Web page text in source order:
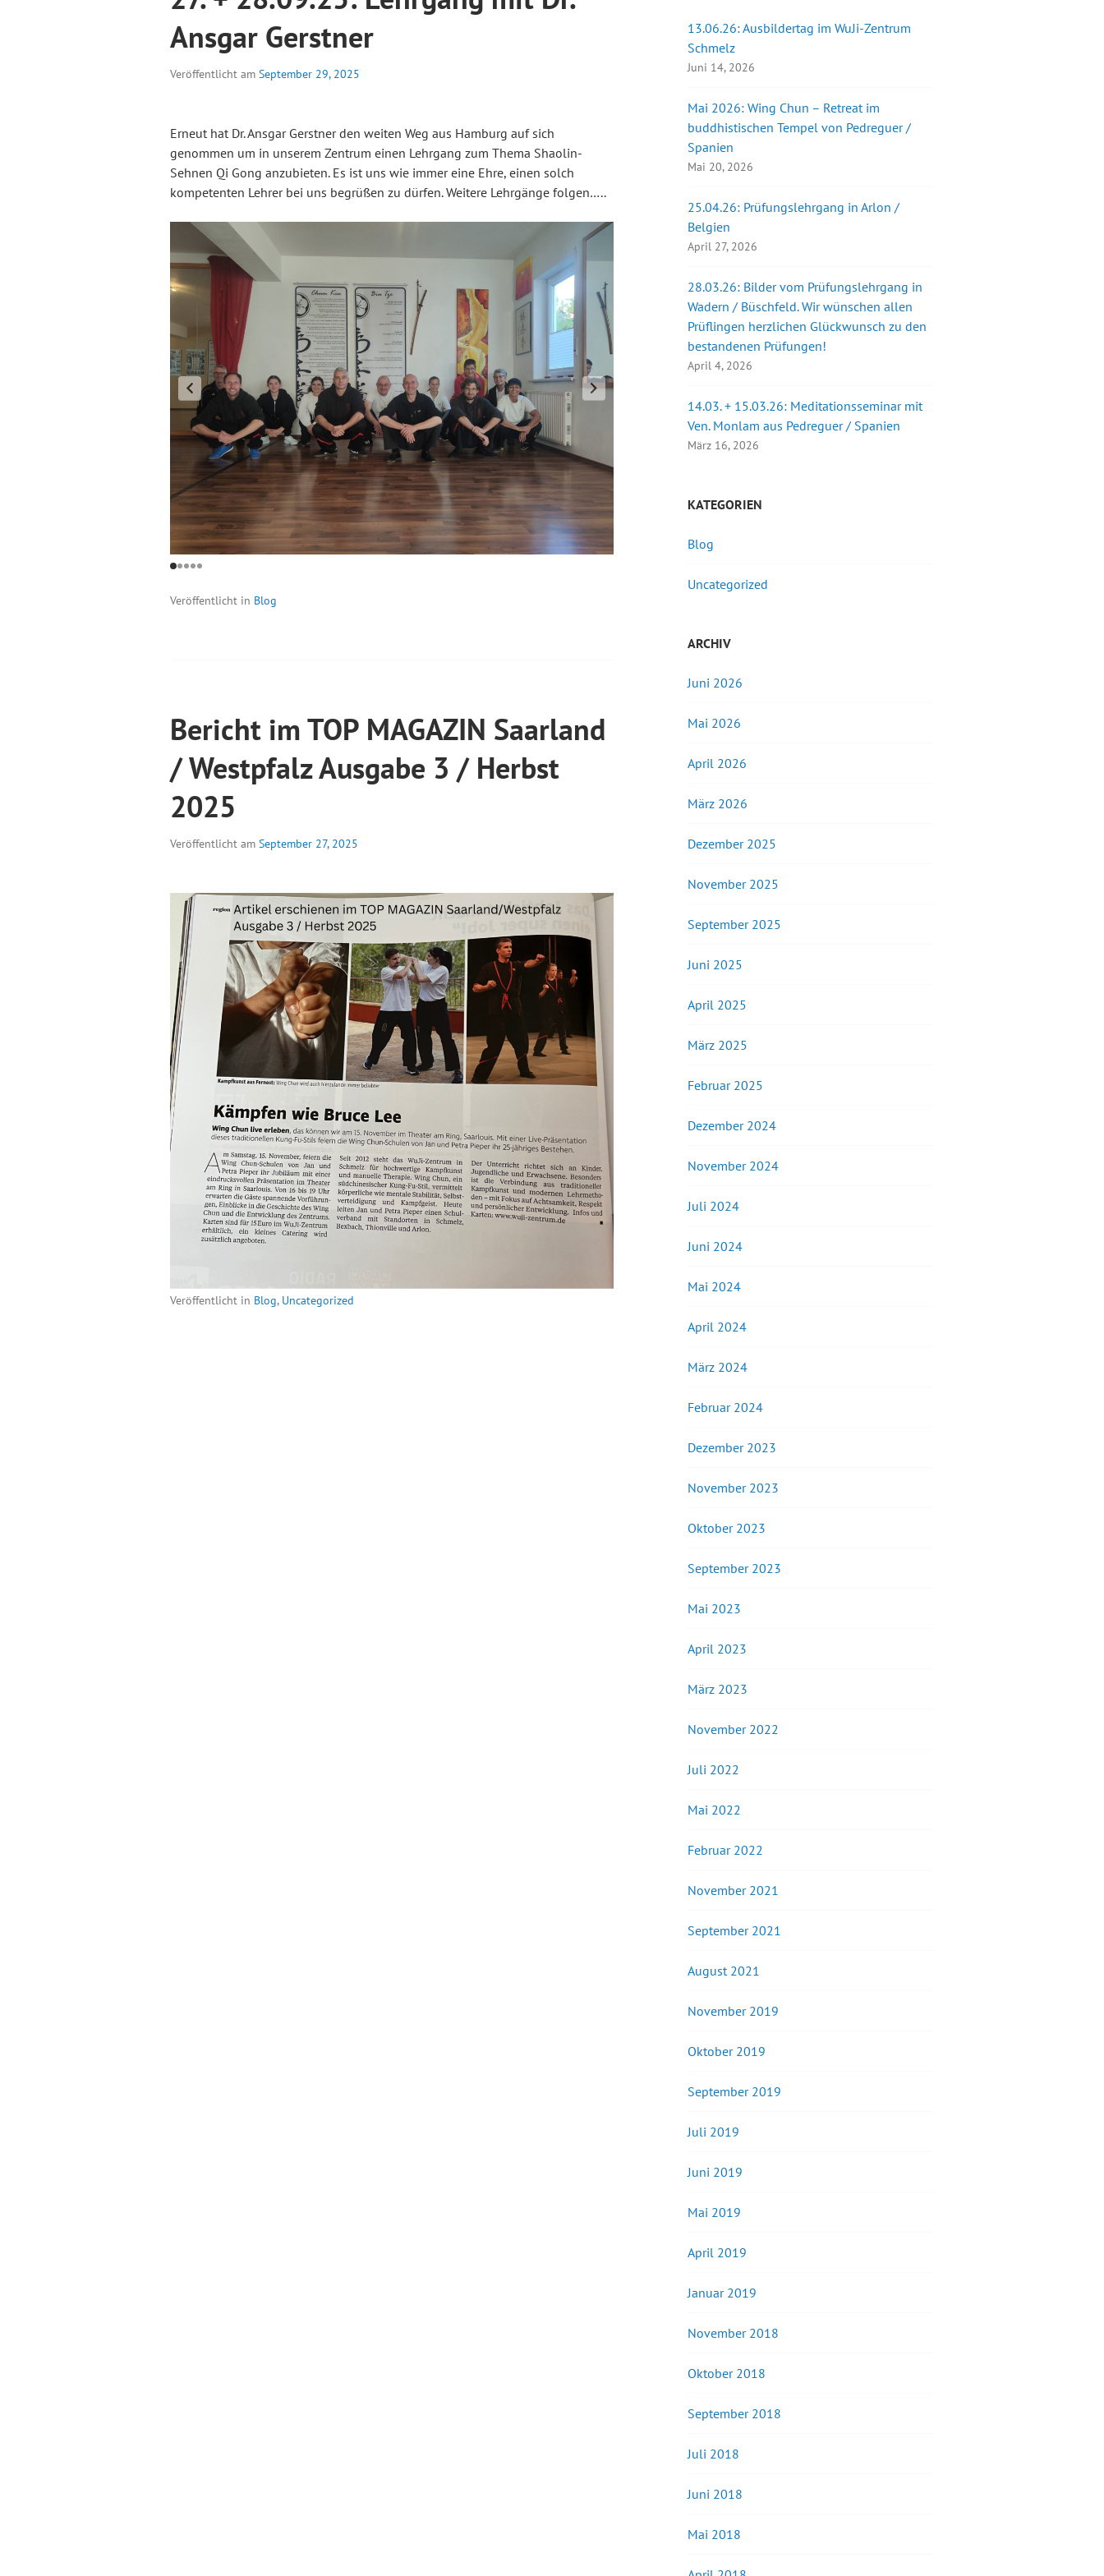
Ansgar Gerstner
Veröffentlicht am September 29, 2025
Erneut hat Dr. Ansgar Gerstner den weiten Weg aus Hamburg auf sich
genommen um in unserem Zentrum einen Lehrgang zum Thema Shaolin-
Sehnen Qi Gong anzubieten. Es ist uns wie immer eine Ehre, einen solch
kompetenten Lehrer bei uns begrüßen zu dürfen. Weitere Lehrgänge folgen…..
Veröffentlicht in Blog
Bericht im TOP MAGAZIN Saarland
/ Westpfalz Ausgabe 3 / Herbst
2025
Veröffentlicht am September 27, 2025
Veröffentlicht in Blog, Uncategorized
13.06.26: Ausbildertag im WuJi-Zentrum
Schmelz
Juni 14, 2026
Mai 2026: Wing Chun – Retreat im
buddhistischen Tempel von Pedreguer /
Spanien
Mai 20, 2026
25.04.26: Prüfungslehrgang in Arlon /
Belgien
April 27, 2026
28.03.26: Bilder vom Prüfungslehrgang in
Wadern / Büschfeld. Wir wünschen allen
Prüflingen herzlichen Glückwunsch zu den
bestandenen Prüfungen!
April 4, 2026
14.03. + 15.03.26: Meditationsseminar mit
Ven. Monlam aus Pedreguer / Spanien
März 16, 2026
KATEGORIEN
Blog
Uncategorized
ARCHIV
Juni 2026
Mai 2026
April 2026
März 2026
Dezember 2025
November 2025
September 2025
Juni 2025
April 2025
März 2025
Februar 2025
Dezember 2024
November 2024
Juli 2024
Juni 2024
Mai 2024
April 2024
März 2024
Februar 2024
Dezember 2023
November 2023
Oktober 2023
September 2023
Mai 2023
April 2023
März 2023
November 2022
Juli 2022
Mai 2022
Februar 2022
November 2021
September 2021
August 2021
November 2019
Oktober 2019
September 2019
Juli 2019
Juni 2019
Mai 2019
April 2019
Januar 2019
November 2018
Oktober 2018
September 2018
Juli 2018
Juni 2018
Mai 2018